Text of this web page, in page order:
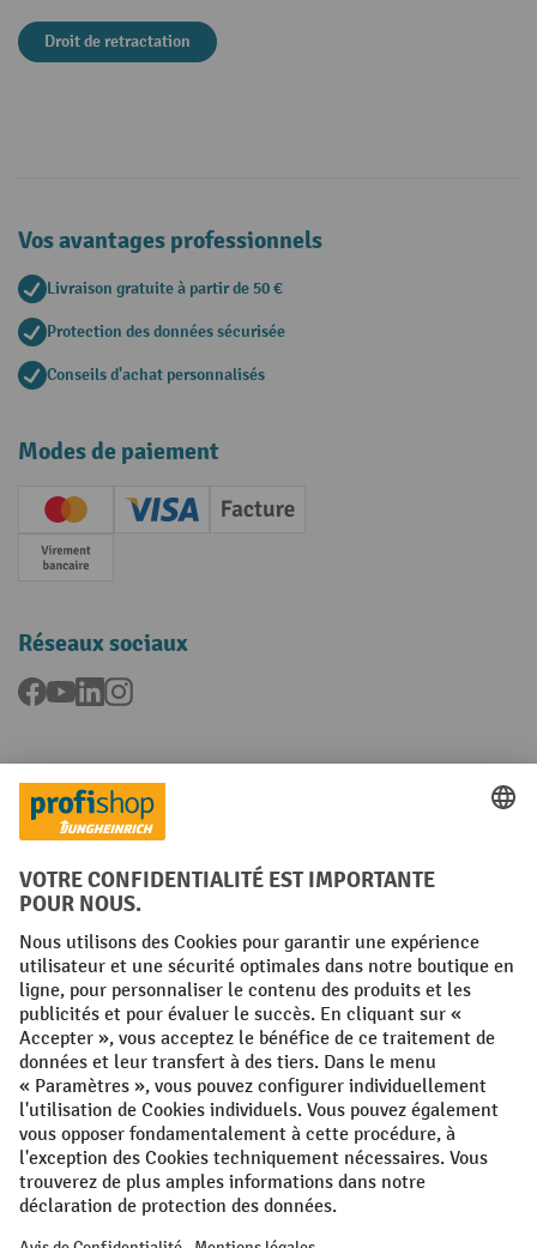
Droit de retractation
Vos avantages professionnels
Livraison gratuite à partir de 50 €
Protection des données sécurisée
Conseils d'achat personnalisés
Modes de paiement
Creditcard (Master)Creditcard (Visa)
Facture
Paiement anticipé
Réseaux sociaux
Facebook
YouTubeLinkedInInstagram
Langues
FR NL
Conditions générales Mentions légales
Protection des Données Politique de cookies
All prices excl. VAT plusshipping costsand possible delivery charges,
if not stated otherwise.
¹ La remise est valable jusqu'à épuisement des stocks. La remise ne
s'applique pas aux prix spéciaux. Il n'est pas possible de le combiner
avec d'autres réductions en pourcentage ou bons de réduction. | ² La
réduction sera accordée une seule fois lors de la première inscription
à la newsletter. Le code de réduction est valable pendant 10 jours et